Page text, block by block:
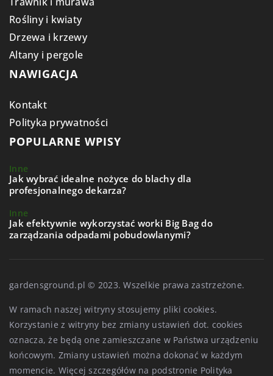
Rośliny i kwiaty
Drzewa i krzewy
Altany i pergole
NAWIGACJA
Kontakt
Polityka prywatności
POPULARNE WPISY
Inne
Jak wybrać idealne nożyce do blachy dla
profesjonalnego dekarza?
Inne
Jak efektywnie wykorzystać worki Big Bag do
zarządzania odpadami pobudowlanymi?
gardensground.pl © 2023. Wszelkie prawa zastrzeżone.
W ramach naszej witryny stosujemy pliki cookies.
Korzystanie z witryny bez zmiany ustawień dot. cookies
oznacza, że będą one zamieszczane w Państwa urządzeniu
końcowym. Zmiany ustawień można dokonać w każdym
momencie. Więcej szczegółów na podstronie Polityka